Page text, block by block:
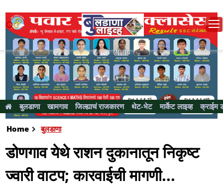
बुलडाणा खामगाव जिल्ह्याचं राजकारण थेट-भेट मार्केट लाइव्ह क्राईम
Home बुलडाणा
डोणगाव येथे राशन दुकानातून निकृष्ट
ज्वारी वाटप; कारवाईची मागणी...